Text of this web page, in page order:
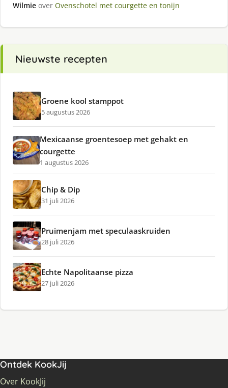
Wilmie over Ovenschotel met courgette en tonijn
Nieuwste recepten
Groene kool stamppot
5 augustus 2026
Mexicaanse groentesoep met gehakt en
courgette
1 augustus 2026
Chip & Dip
31 juli 2026
Pruimenjam met speculaaskruiden
28 juli 2026
Echte Napolitaanse pizza
27 juli 2026
Ontdek KookJij
Over KookJij